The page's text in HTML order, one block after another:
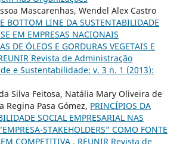
Mascarenhas, Wendel Alex Castro
BOTTOM LINE DA SUSTENTABILIDADE
EM EMPRESAS NACIONAIS
DE ÓLEOS E GORDURAS VEGETAIS E
Revista de Administração
e Sustentabilidade: v. 3 n. 1 (2013):
Silva Feitosa, Natália Mary Oliveira de
Regina Pasa Gómez, PRINCÍPIOS DA
SOCIAL EMPRESARIAL NAS
STAKEHOLDERS” COMO FONTE
COMPETITIVA , REUNIR Revista de